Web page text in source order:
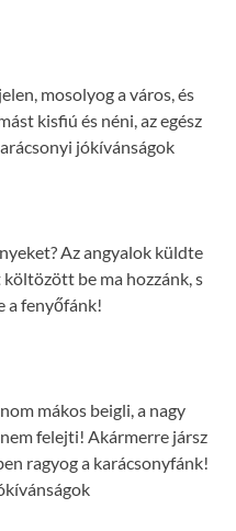
mosolyog a város, és
kisfiú és néni, az egész
jókívánságok
Az angyalok küldte
be ma hozzánk, s
a fenyőfánk!
mákos beigli, a nagy
felejti! Akármerre jársz
ragyog a karácsonyfánk!